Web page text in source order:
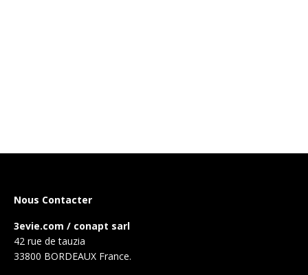
Nous Contacter
3evie.com / conapt sarl
42 rue de tauzia
33800 BORDEAUX France.